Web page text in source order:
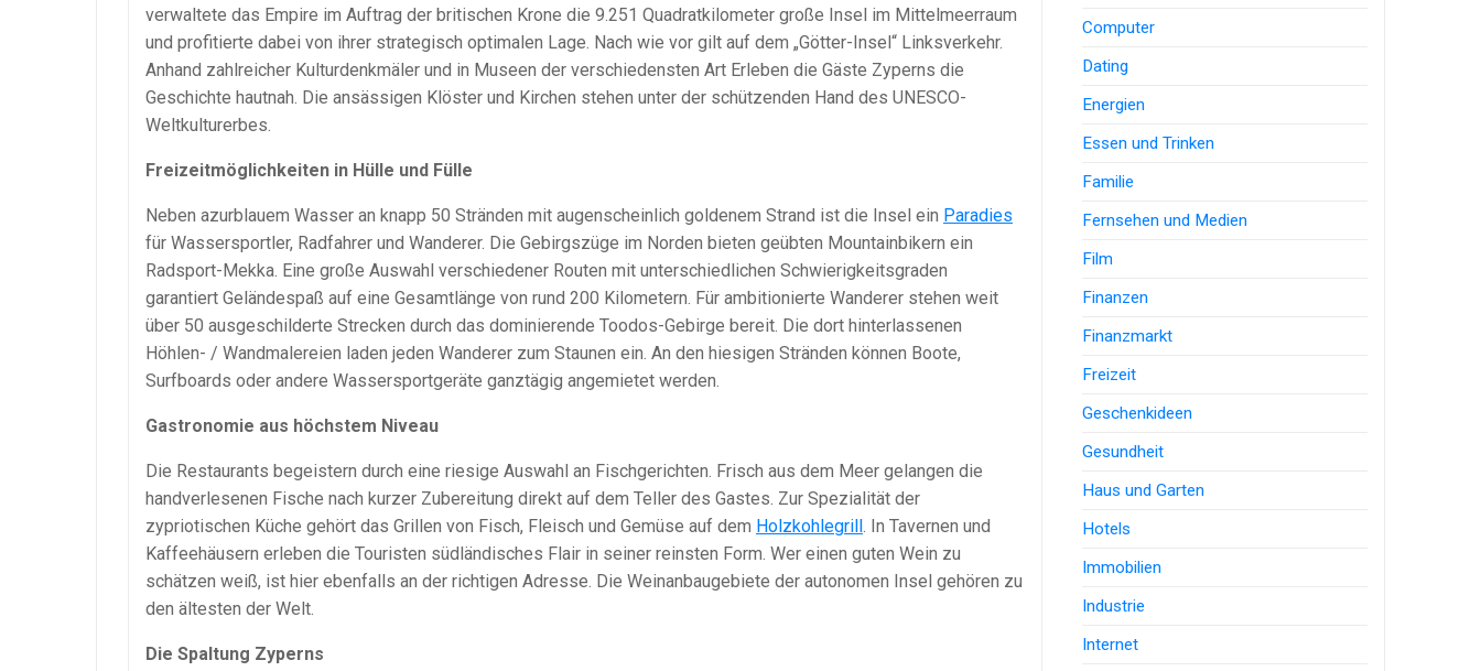
verwaltete das Empire im Auftrag der britischen Krone die 9.251 Quadratkilometer große Insel im Mittelmeerraum
und profitierte dabei von ihrer strategisch optimalen Lage. Nach wie vor gilt auf dem „Götter-Insel“ Linksverkehr.
Anhand zahlreicher Kulturdenkmäler und in Museen der verschiedensten Art Erleben die Gäste Zyperns die
Geschichte hautnah. Die ansässigen Klöster und Kirchen stehen unter der schützenden Hand des UNESCO-
Weltkulturerbes.
Freizeitmöglichkeiten in Hülle und Fülle
Neben azurblauem Wasser an knapp 50 Stränden mit augenscheinlich goldenem Strand ist die Insel ein Paradies
für Wassersportler, Radfahrer und Wanderer. Die Gebirgszüge im Norden bieten geübten Mountainbikern ein
Radsport-Mekka. Eine große Auswahl verschiedener Routen mit unterschiedlichen Schwierigkeitsgraden
garantiert Geländespaß auf eine Gesamtlänge von rund 200 Kilometern. Für ambitionierte Wanderer stehen weit
über 50 ausgeschilderte Strecken durch das dominierende Toodos-Gebirge bereit. Die dort hinterlassenen
Höhlen- / Wandmalereien laden jeden Wanderer zum Staunen ein. An den hiesigen Stränden können Boote,
Surfboards oder andere Wassersportgeräte ganztägig angemietet werden.
Gastronomie aus höchstem Niveau
Die Restaurants begeistern durch eine riesige Auswahl an Fischgerichten. Frisch aus dem Meer gelangen die
handverlesenen Fische nach kurzer Zubereitung direkt auf dem Teller des Gastes. Zur Spezialität der
zypriotischen Küche gehört das Grillen von Fisch, Fleisch und Gemüse auf dem Holzkohlegrill . In Tavernen und
Kaffeehäusern erleben die Touristen südländisches Flair in seiner reinsten Form. Wer einen guten Wein zu
schätzen weiß, ist hier ebenfalls an der richtigen Adresse. Die Weinanbaugebiete der autonomen Insel gehören zu
den ältesten der Welt.
Die Spaltung Zyperns
Computer
Dating
Energien
Essen und Trinken
Familie
Fernsehen und Medien
Film
Finanzen
Finanzmarkt
Freizeit
Geschenkideen
Gesundheit
Haus und Garten
Hotels
Immobilien
Industrie
Internet